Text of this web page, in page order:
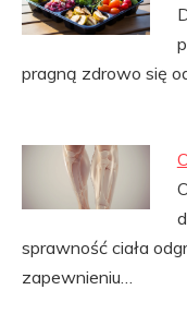
pragną zdrowo się
sprawność ciała
zapewnieniu…